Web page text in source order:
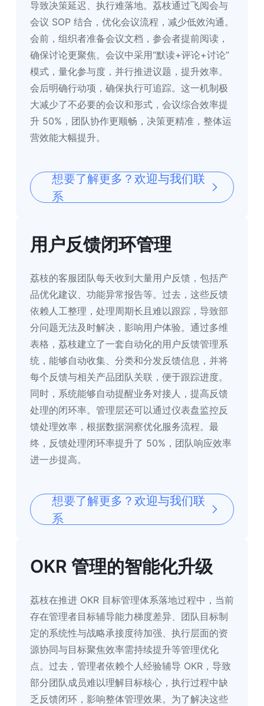
导致决策延迟、执行难落地。 荔枝通过飞阅会与
会议 SOP 结合，优化会议流程，减少低效沟通。
会前，组织者准备会议文档，参会者提前阅读，
确保讨论更聚焦。会议中采用“默读+评论+讨论”
模式，量化参与度，并行推进议题，提升效率。
会后明确行动项，确保执行可追踪。这一机制极
大减少了不必要的会议和形式，会议综合效率提
升 50%，团队协作更顺畅，决策更精准，整体运
营效能大幅提升。
想要了解更多？欢迎与我们联
系
用户反馈闭环管理
荔枝的客服团队每天收到大量用户反馈，包括产
品优化建议、功能异常报告等。过去，这些反馈
依赖人工整理，处理周期长且难以跟踪，导致部
分问题无法及时解决，影响用户体验。通过多维
表格，荔枝建立了一套自动化的用户反馈管理系
统，能够自动收集、分类和分发反馈信息，并将
每个反馈与相关产品团队关联，便于跟踪进度。
同时，系统能够自动提醒业务对接人，提高反馈
处理的闭环率。管理层还可以通过仪表盘监控反
馈处理效率，根据数据洞察优化服务流程。 最
终，反馈处理闭环率提升了 50%，团队响应效率
进一步提高。
想要了解更多？欢迎与我们联
系
OKR 管理的智能化升级
荔枝在推进 OKR 目标管理体系落地过程中，当前
存在管理者目标辅导能力梯度差异、团队目标制
定的系统性与战略承接度待加强、执行层面的资
源协同与目标聚焦效率需持续提升等管理优化
点。过去，管理者依赖个人经验辅导 OKR，导致
部分团队成员难以理解目标核心，执行过程中缺
乏反馈闭环，影响整体管理效果。为了解决这些